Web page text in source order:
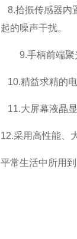
8.拾振传感器内
起的噪声干扰。
9.手柄前端聚
10.精益求精的
11.大屏幕液晶
12.采用高性能、
平常生活中所用